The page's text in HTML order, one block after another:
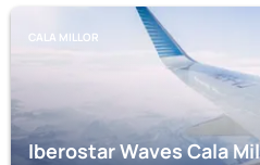
CALA MILLOR
Iberostar Waves Cala